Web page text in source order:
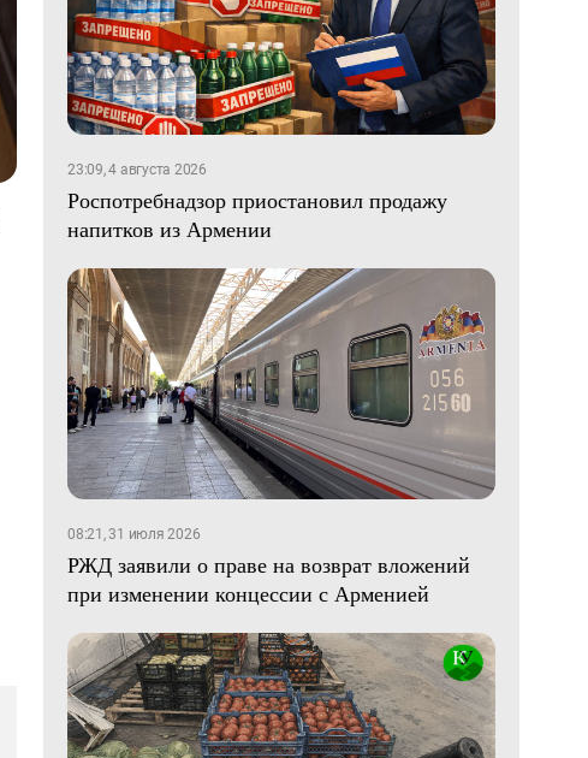
23:09, 4 августа 2026
Роспотребнадзор приостановил продажу
напитков из Армении
08:21, 31 июля 2026
РЖД заявили о праве на возврат вложений
при изменении концессии с Арменией